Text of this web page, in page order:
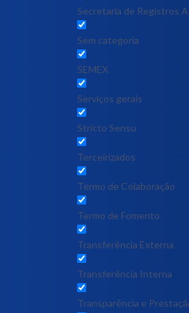
Secretaria de Registros
Sem categoria
SEMEX
Serviços gerais
Stricto Sensu
Terceirizados
Termo de Colaboração
Termo de Fomento
Transferência Externa
Transferência Interna
Transparência e